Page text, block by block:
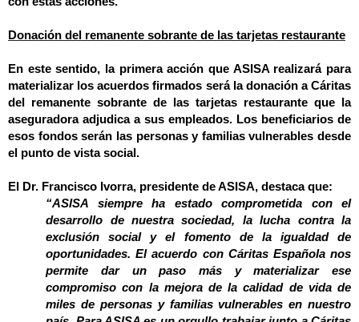
Donación del remanente sobrante de las tarjetas restaurante
En este sentido, la primera acción que ASISA realizará para
materializar los acuerdos firmados será la donación a Cáritas
del remanente sobrante de las tarjetas restaurante que la
aseguradora adjudica a sus empleados. Los beneficiarios de
esos fondos serán las personas y familias vulnerables desde
el punto de vista social.
El Dr. Francisco Ivorra, presidente de ASISA, destaca que:
“ASISA siempre ha estado comprometida con el
desarrollo de nuestra sociedad, la lucha contra la
exclusión social y el fomento de la igualdad de
oportunidades. El acuerdo con Cáritas Española nos
permite dar un paso más y materializar ese
compromiso con la mejora de la calidad de vida de
miles de personas y familias vulnerables en nuestro